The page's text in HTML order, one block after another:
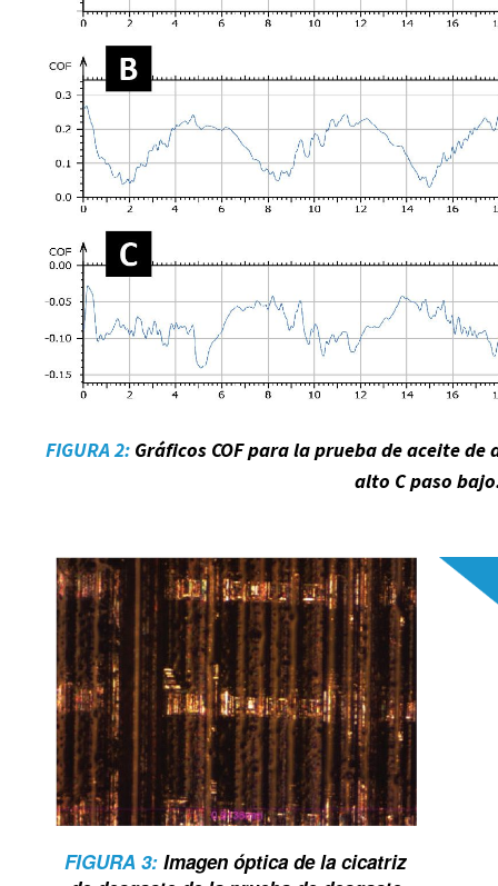
FIGURA 2: Gráficos COF para la prueba de aceite
alto C paso
FIGURA 3:Imagen óptica de la cicatriz